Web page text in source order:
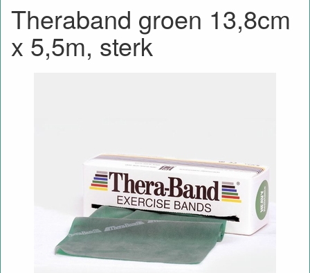
Theraband groen 13,8cm
x 5,5m, sterk